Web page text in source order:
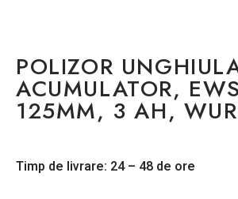
POLIZOR
ACUMULATOR,
125MM, 3 AH,
Timp de livrare: 24 – 48 de ore